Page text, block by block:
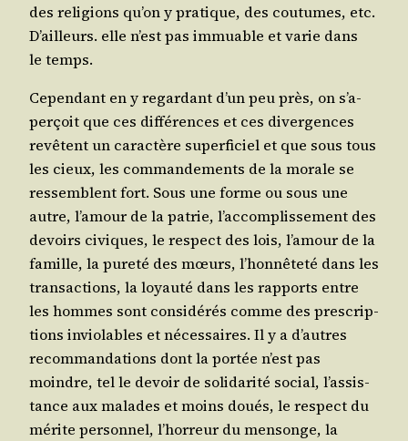
des reli­gions qu’on y pra­tique, des cou­tumes, etc.
D’ailleurs. elle n’est pas immuable et varie dans
le temps.
Cepen­dant en y regar­dant d’un peu près, on s’a­
per­çoit que ces dif­fé­rences et ces diver­gences
revêtent un carac­tère super­fi­ciel et que sous tous
les cieux, les com­man­de­ments de la morale se
res­semblent fort. Sous une forme ou sous une
autre, l’a­mour de la patrie, l’ac­com­plis­se­ment des
devoirs civiques, le res­pect des lois, l’a­mour de la
famille, la pure­té des mœurs, l’hon­nê­te­té dans les
tran­sac­tions, la loyau­té dans les rap­ports entre
les hommes sont consi­dé­rés comme des pres­crip­
tions invio­lables et néces­saires. Il y a d’autres
recom­man­da­tions dont la por­tée n’est pas
moindre, tel le devoir de soli­da­ri­té social, l’as­sis­
tance aux malades et moins doués, le res­pect du
mérite per­son­nel, l’hor­reur du men­songe, la